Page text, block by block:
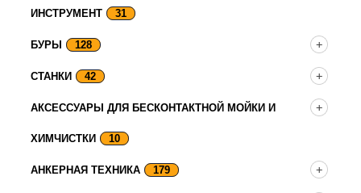
ИНСТРУМЕНТ 31
БУРЫ 128
СТАНКИ 42
АКСЕССУАРЫ ДЛЯ БЕСКОНТАКТНОЙ МОЙКИ И
ХИМЧИСТКИ 10
АНКЕРНАЯ ТЕХНИКА 179